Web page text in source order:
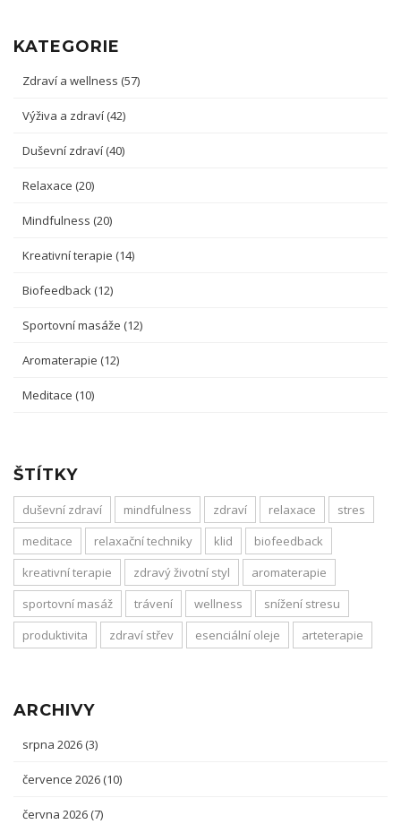
KATEGORIE
Zdraví a wellness (57)
Výživa a zdraví (42)
Duševní zdraví (40)
Relaxace (20)
Mindfulness (20)
Kreativní terapie (14)
Biofeedback (12)
Sportovní masáže (12)
Aromaterapie (12)
Meditace (10)
ŠTÍTKY
duševní zdraví mindfulness zdraví relaxace
stres
meditace
relaxační techniky klid
biofeedback
kreativní terapie
zdravý životní styl
aromaterapie
sportovní masáž
trávení wellness
snížení stresu
produktivita
zdraví střev esenciální oleje arteterapie
ARCHIVY
srpna 2026 (3)
července 2026 (10)
června 2026 (7)